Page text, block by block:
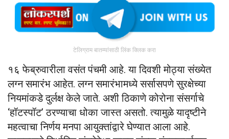
टेलिग्राम बातम्यांसाठी लिंक क्लिक करा
१६ फेब्रुवारीला वसंत पंचमी आहे. या दिवशी मोठ्या संख्येत
लग्न समारंभ आहेत. लग्न समारंभामध्ये सर्सासपणे सुरक्षेच्या
नियमांकडे दुर्लक्ष केले जाते. अशी ठिकाणे कोरोना संसर्गाचे
‘हॉटस्पॉट’ ठरण्याचा धोका जास्त असतो. त्यामुळे यादृष्टीने
महत्वाचा निर्णय मनपा आयुक्तांद्वारे घेण्यात आला आहे.